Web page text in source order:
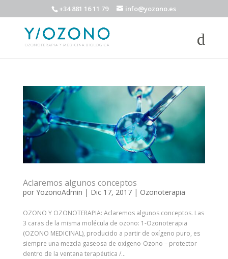
+34 881 16 11 79 info@yozono.es
Aclaremos algunos conceptos
por YozonoAdmin | Dic 17, 2017| Ozonoterapia
OZONO Y OZONOTERAPIA: Aclaremos algunos conceptos. Las
3 caras de la misma molécula de ozono: 1-Ozonoterapia
(OZONO MEDICINAL), producido a partir de oxígeno puro, es
siempre una mezcla gaseosa de oxígeno-Ozono – protector
dentro de la ventana terapéutica /...